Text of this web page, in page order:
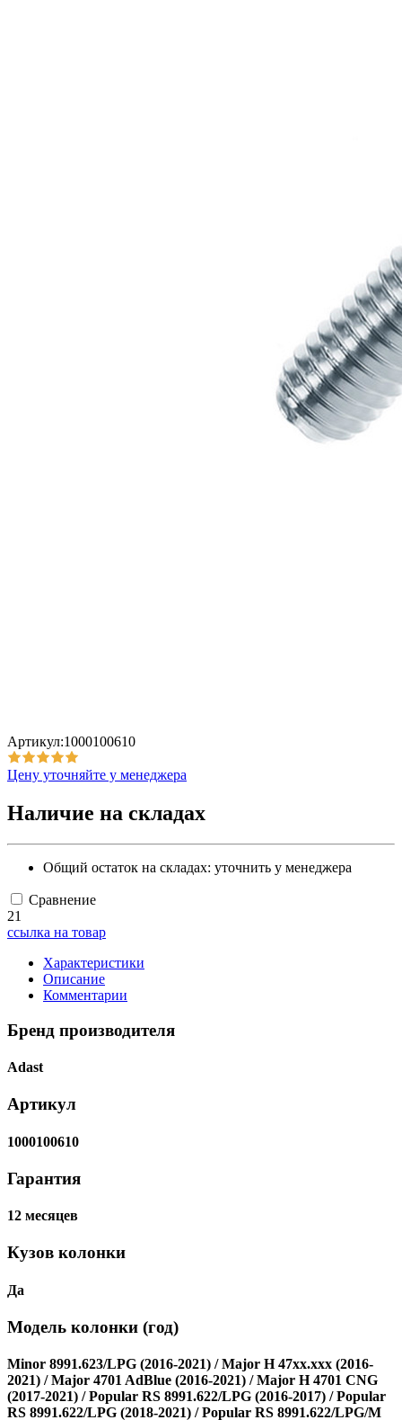
Артикул:1000100610
Цену уточняйте у менеджера
Наличие на складах
Общий остаток на складах: уточнить у менеджера
Сравнение
21
ссылка на товар
Характеристики
Описание
Комментарии
Бренд производителя
Adast
Артикул
1000100610
Гарантия
12 месяцев
Кузов колонки
Да
Модель колонки (год)
Minor 8991.623/LPG (2016-2021) / Major H 47xx.xxx (2016-
2021) / Major 4701 AdBlue (2016-2021) / Major H 4701 CNG
(2017-2021) / Popular RS 8991.622/LPG (2016-2017) / Popular
RS 8991.622/LPG (2018-2021) / Popular RS 8991.622/LPG/M